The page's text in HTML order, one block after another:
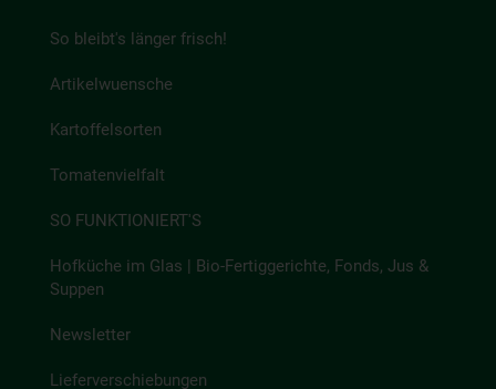
So bleibt's länger frisch!
Artikelwuensche
Kartoffelsorten
Tomatenvielfalt
SO FUNKTIONIERT'S
Hofküche im Glas | Bio-Fertiggerichte, Fonds, Jus &
Suppen
Newsletter
Lieferverschiebungen